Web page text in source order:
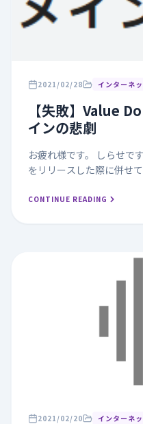
2021/02/28 インターネ
【失敗】Value
インの悲劇
お疲れ様です。 しらせです。 先日、新しいWebサー
をリリースした際に併せ
のですが、久々に罠に引っ
CONTINUE READING
2021/02/20 インターネ